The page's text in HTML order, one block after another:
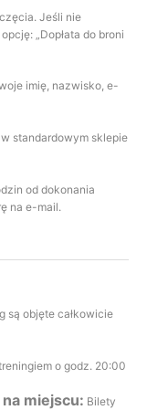
Jeśli nie
„Dopłata do broni
imię, nazwisko, e-
standardowym sklepie
od dokonania
na e-mail.
są objęte całkowicie
o godz. 20:00
miejscu: Bilety